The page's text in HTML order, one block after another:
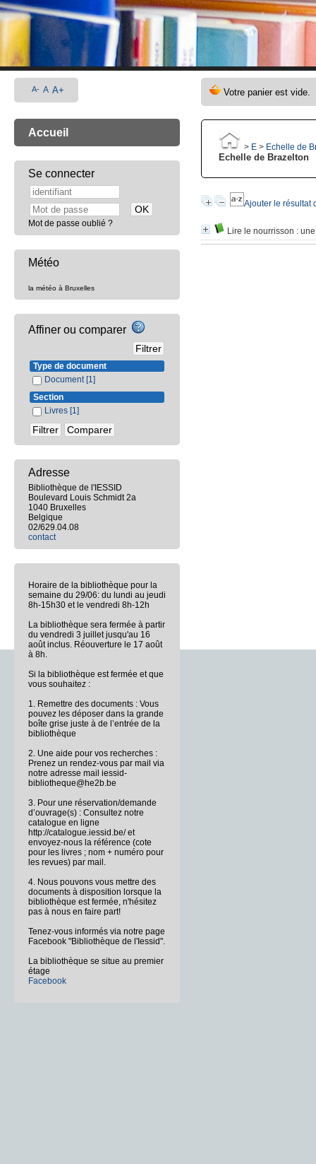
> E > Echelle de
Echelle de Brazelton
Ajouter le résultat
Lire le nourrisson :
A- A A+
Accueil
Se connecter
Mot de passe oublié ?
Météo
la météo à Bruxelles
Affiner ou comparer
Type de document
Document [1]
Section
Livres [1]
Adresse
Bibliothèque de l'IESSID
Boulevard Louis Schmidt 2a
1040 Bruxelles
Belgique
02/629.04.08
contact
Horaire de la bibliothèque pour la
semaine du 29/06: du lundi au jeudi
8h-15h30 et le vendredi 8h-12h
La bibliothèque sera fermée à partir
du vendredi 3 juillet jusqu'au 16
août inclus. Réouverture le 17 août
à 8h.
Si la bibliothèque est fermée et que
vous souhaitez :
1. Remettre des documents : Vous
pouvez les déposer dans la grande
boîte grise juste à de l’entrée de la
bibliothèque
2. Une aide pour vos recherches :
Prenez un rendez-vous par mail via
notre adresse mail iessid-
bibliotheque@he2b.be
3. Pour une réservation/demande
d’ouvrage(s) : Consultez notre
catalogue en ligne
http://catalogue.iessid.be/ et
envoyez-nous la référence (cote
pour les livres ; nom + numéro pour
les revues) par mail.
4. Nous pouvons vous mettre des
documents à disposition lorsque la
bibliothèque est fermée, n'hésitez
pas à nous en faire part!
Tenez-vous informés via notre page
Facebook "Bibliothèque de l'Iessid".
La bibliothèque se situe au premier
étage
Facebook